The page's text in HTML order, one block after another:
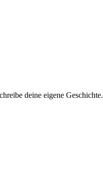
deine eigene Geschichte.